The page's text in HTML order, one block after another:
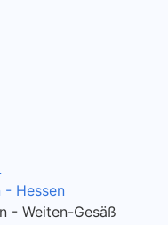
- Hessen
- Weiten-Gesäß